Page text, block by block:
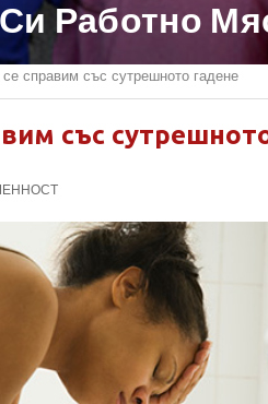
Дете.
справим със сутрешното гадене
със